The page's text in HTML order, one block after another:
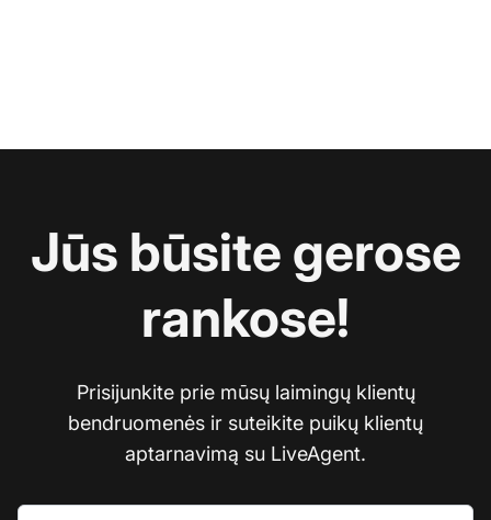
Jūs būsite gerose
rankose!
Prisijunkite prie mūsų laimingų klientų
bendruomenės ir suteikite puikų klientų
aptarnavimą su LiveAgent.